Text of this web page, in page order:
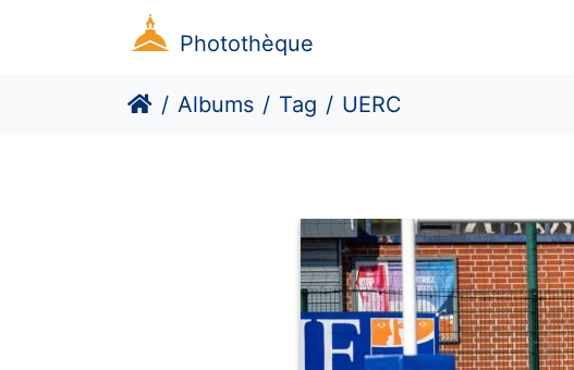
Photothèque
Albums Tag UERC